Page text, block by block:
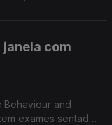
com
Behaviour and
exames sentados